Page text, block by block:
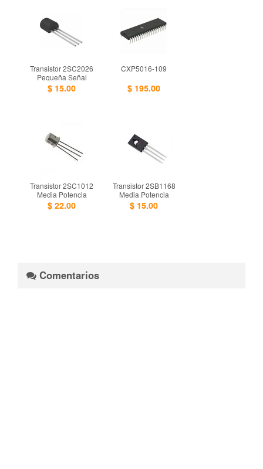
Transistor 2SC2026
Pequeña Señal
$ 15.00
CXP5016-109
$ 195.00
Transistor 2SC1012
Media Potencia
$ 22.00
Transistor 2SB1168
Media Potencia
$ 15.00
Comentarios